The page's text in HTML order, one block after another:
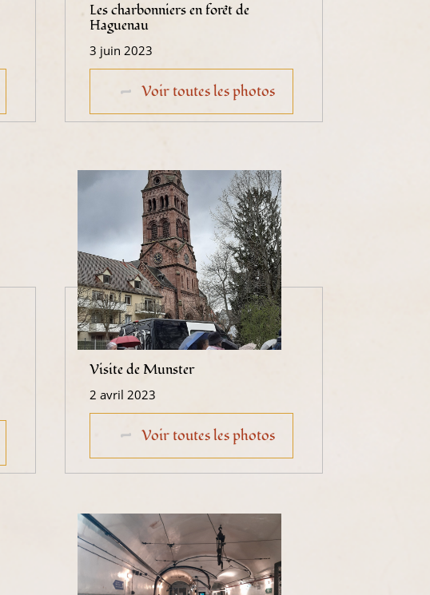
Les charbonniers en forêt de
Haguenau
3 juin 2023
Voir toutes les photos
Visite de Munster
2 avril 2023
Voir toutes les photos